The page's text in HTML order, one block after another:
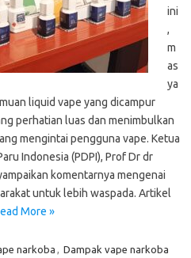
ini
,
m
as
ya
liquid vape yang dicampur
perhatian luas dan menimbulkan
mengintai pengguna vape. Ketua
Indonesia (PDPI), Prof Dr dr
komentarnya mengenai
untuk lebih waspada. Artikel
More »
narkoba , Dampak vape narkoba